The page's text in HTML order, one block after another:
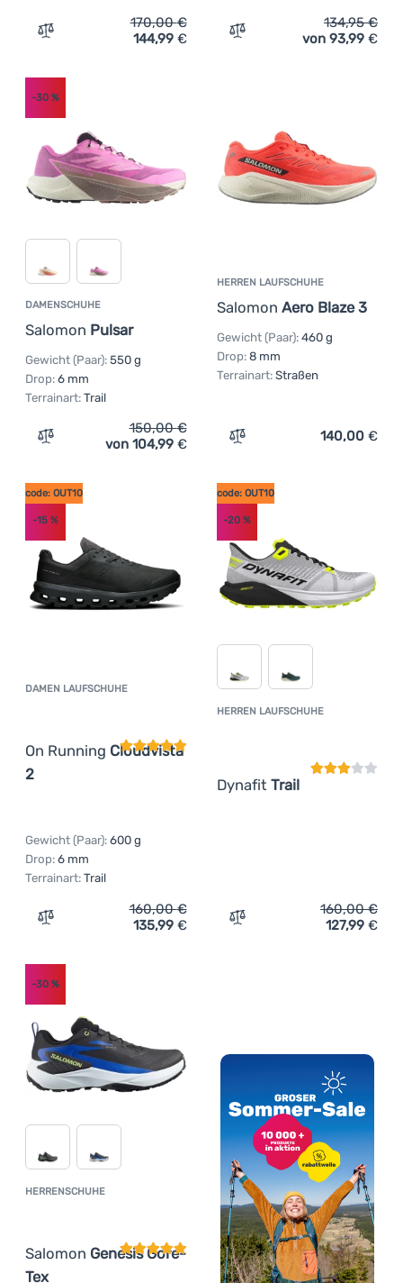
Zum Vergleich 'Herren Laufschuhe On Running
170,00€
144,99 € Zum Vergleich 'Damen
134,95€
von 93,99 €
DAMENSCHUHE
Salomon Pulsar
-30 %
Gewicht (Paar): 550 g
Drop: 6 mm
Terrainart: Trail
Zum Vergleich 'Damenschuhe Salomon Pulsar'
150,00€
von 104,99 €
HERREN LAUFSCHUHE
Salomon Aero Blaze 3
Gewicht (Paar): 460 g
Drop: 8 mm
Terrainart: Straßen
Zum Vergleich 'Herren
140,00 €
DAMEN LAUFSCHUHE
On Running Cloudvista
2
Kundenbewertung
code: OUT10
-15 %
Gewicht (Paar): 600 g
Drop: 6 mm
Terrainart: Trail
Zum Vergleich 'Damen Laufschuhe On Running
160,00€
135,99 €
HERREN LAUFSCHUHE
Dynafit Trail
code: OUT10
-20%
Zum Vergleich 'Herren
160,00€
127,99 €
HERRENSCHUHE
Salomon Genesis Gore-
Tex
Kundenbewertung
-30 %